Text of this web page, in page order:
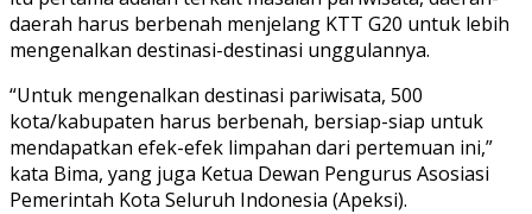
daerah harus berbenah menjelang KTT G20 untuk lebih
mengenalkan destinasi-destinasi unggulannya.
“Untuk mengenalkan destinasi pariwisata, 500
kota/kabupaten harus berbenah, bersiap-siap untuk
mendapatkan efek-efek limpahan dari pertemuan ini,”
kata Bima, yang juga Ketua Dewan Pengurus Asosiasi
Pemerintah Kota Seluruh Indonesia (Apeksi).